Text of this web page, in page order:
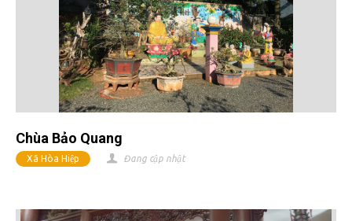
Chùa Bảo Quang
Xã Hòa Hiệp Đang cập nhật